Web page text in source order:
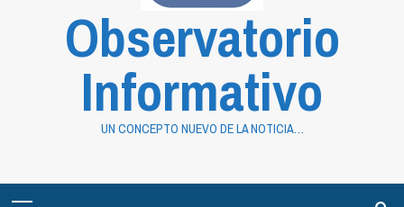
Observatorio
Informativo
UN CONCEPTO NUEVO DE LA NOTICIA…